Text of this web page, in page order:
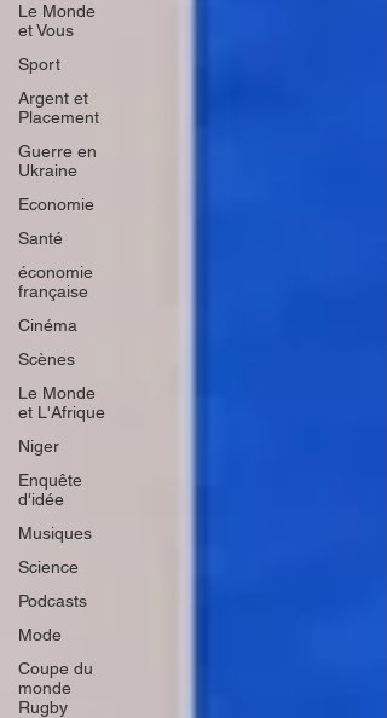
Le Monde
et Vous
Sport
Argent et
Placement
Guerre en
Ukraine
Economie
Santé
économie
française
Cinéma
Scènes
Le Monde
et L'Afrique
Niger
Enquête
d'idée
Musiques
Science
Podcasts
Mode
Coupe du
monde
Rugby